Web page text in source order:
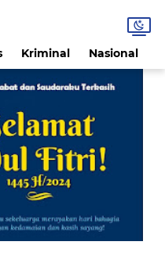
Kriminal Nasional